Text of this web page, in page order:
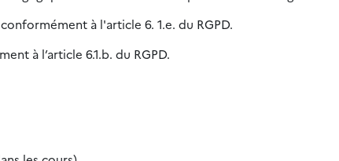
à l'article 6. 1.e. du RGPD.
à l’article 6.1.b. du RGPD.